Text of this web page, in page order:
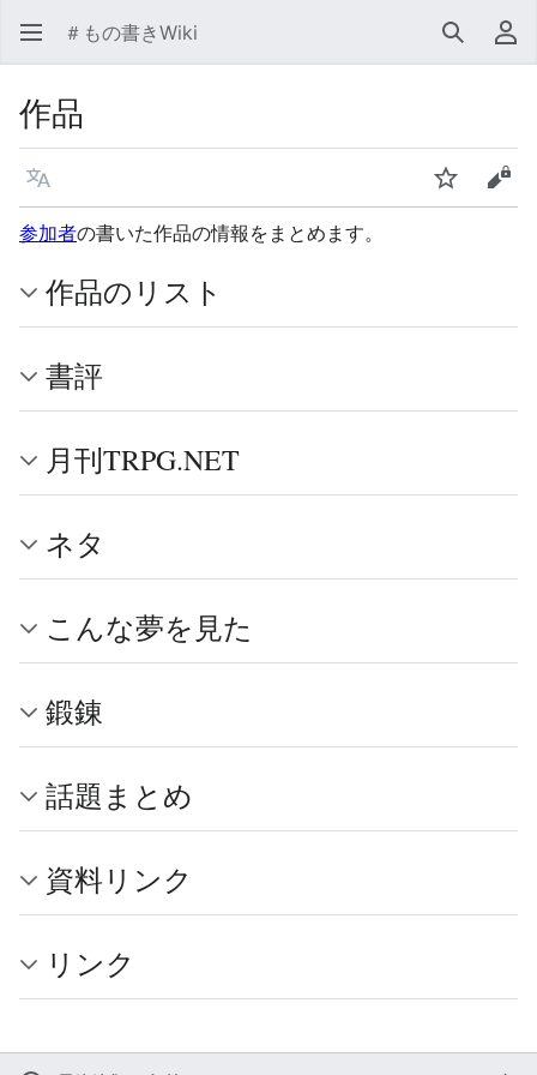
＃もの書きWiki 検索 利
作品
言語 ウォッチソ
参加者の書いた作品の情報をまとめます。
作品のリスト
書評
月刊TRPG.NET
ネタ
こんな夢を見た
鍛錬
話題まとめ
資料リンク
リンク